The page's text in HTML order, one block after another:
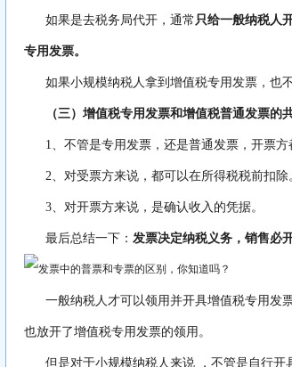
如果是去税务局代开，通常 只给一般纳税人
专用发票。
如果小规模纳税人拿到增值税专用发票，也
（三）增值税专用发票和增值税普通发票的
1、不管是专用发票，还是普通发票，开票方
2、对受票方来说，都可以在所得税税前扣除
3、对开票方来说，是确认收入的凭据。
最后总结一下： 发票决定纳税义务，销售必
一般纳税人才可以领用并开具增值税专用发
也放开了增值税专用发票的领用。
但是对于小规模纳税人来说 ，不管是自行